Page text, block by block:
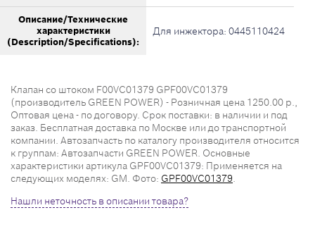
Описание/Технические
характеристики
(Description/Specifications):
Для инжектора: 0445110424
Клапан со штоком F00VC01379 GPF00VC01379
(производитель GREEN POWER) - Розничная цена 1250.00 р.,
Оптовая цена - по договору. Срок поставки: в наличии и под
заказ. Бесплатная доставка по Москве или до транспортной
компании. Автозапчасть по каталогу производителя относится
к группам: Автозапчасти GREEN POWER. Основные
характеристики артикула GPF00VC01379: Применяется на
следующих моделях: GM. Фото: GPF00VC01379.
Нашли неточность в описании товара?